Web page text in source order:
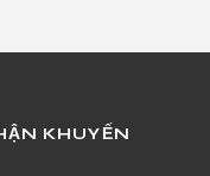
KHUYẾN